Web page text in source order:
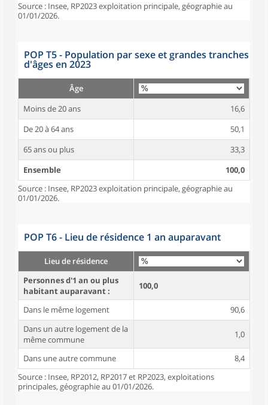
Source : Insee, RP2023 exploitation principale, géographie au
01/01/2026.
POP T5 - Population par sexe et grandes tranches
d'âges en 2023
Âge
Moins de 20 ans
16,6
De 20 à 64 ans
50,1
65 ans ou plus
33,3
Ensemble
100,0
Source : Insee, RP2023 exploitation principale, géographie au
01/01/2026.
POP T6 - Lieu de résidence 1 an auparavant
Lieu de résidence
Personnes d'1 an ou plus
habitant auparavant :
100,0
Dans le même logement
90,6
Dans un autre logement de la
même commune
1,0
Dans une autre commune
8,4
Source : Insee, RP2012, RP2017 et RP2023, exploitations
principales, géographie au 01/01/2026.